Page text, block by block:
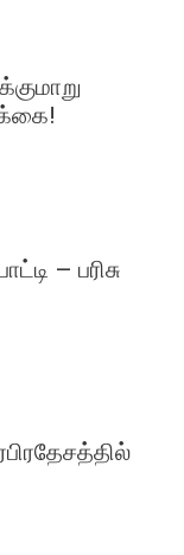
– பரிசு